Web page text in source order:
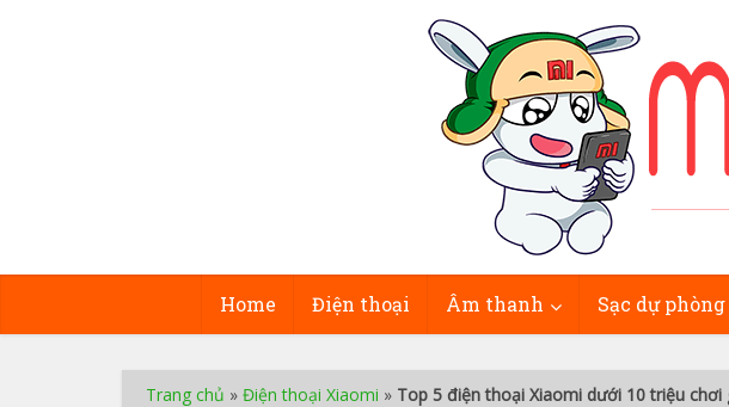
Home Điện thoại Âm thanh Sạc dự phòng
Trang chủ » Điện thoại Xiaomi » Top 5 điện thoại Xiaomi dưới 10 triệu